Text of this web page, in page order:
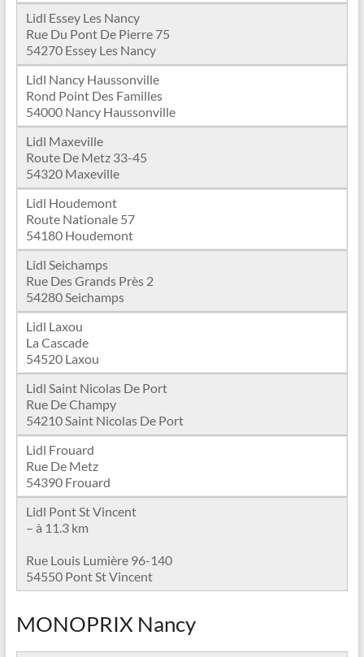
Lidl Essey Les Nancy
Rue Du Pont De Pierre 75
54270 Essey Les Nancy
Lidl Nancy Haussonville
Rond Point Des Familles
54000 Nancy Haussonville
Lidl Maxeville
Route De Metz 33-45
54320 Maxeville
Lidl Houdemont
Route Nationale 57
54180 Houdemont
Lidl Seichamps
Rue Des Grands Près 2
54280 Seichamps
Lidl Laxou
La Cascade
54520 Laxou
Lidl Saint Nicolas De Port
Rue De Champy
54210 Saint Nicolas De Port
Lidl Frouard
Rue De Metz
54390 Frouard
Lidl Pont St Vincent
– à 11.3 km
Rue Louis Lumière 96-140
54550 Pont St Vincent
MONOPRIX Nancy